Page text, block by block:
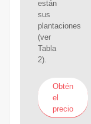
están
sus
plantaciones
(ver
Tabla
2).
Obtén
el
precio